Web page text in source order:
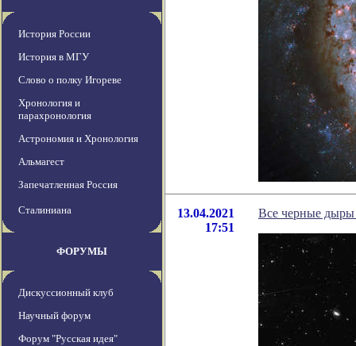
История России
История в МГУ
Слово о полку Игореве
Хронология и
парахронология
Астрономия и Хронология
Альмагест
Запечатленная Россия
Сталиниана
ФОРУМЫ
Дискуссионный клуб
Научный форум
Форум "Русская идея"
13.04.2021
17:51
Все черные дыры